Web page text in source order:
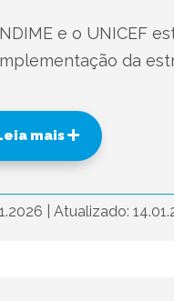
e o UNICEF
da
mais
Atualizado: